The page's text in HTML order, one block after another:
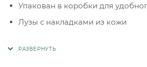
Упакован в коробки для
Лузы с накладками из кожи